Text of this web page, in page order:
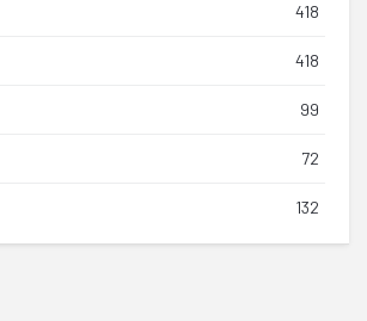
418
418
99
72
132